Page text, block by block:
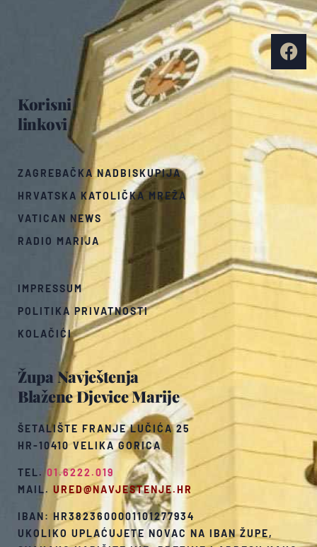
Župa Navještenja
Blažene Djevice Marije
ŠETALIŠTE FRANJE LUČIĆA 25
HR-10410 VELIKA GORICA
TEL.01.6222.019
MAIL. URED@NAVJESTENJE.HR
IBAN: HR3823600001101277934
UKOLIKO UPLAĆUJETE NOVAC NA IBAN ŽUPE,
Korisni
linkovi
ZAGREBAČKA NADBISKUPIJA
HRVATSKA KATOLIČKA MREŽA
VATICAN NEWS
RADIO MARIJA
IMPRESSUM
POLITIKA PRIVATNOSTI
KOLAČIĆI